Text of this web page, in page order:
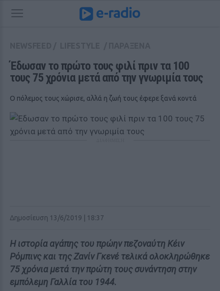
Έδωσαν το πρώτο τους φιλί πριν τα 100
τους 75 χρόνια μετά από την γνωριμία τους
Ο πόλεμος τους χώρισε, αλλά η ζωή τους έφερε ξανά κοντά
Δημοσίευση 13/6/2019 | 18:37
Η ιστορία αγάπης του πρώην πεζοναύτη Κέιν
Ρόμπινς και της Ζανίν Γκενέ τελικά ολοκληρώθηκε
75 χρόνια μετά την πρώτη τους συνάντηση στην
εμπόλεμη Γαλλία του 1944.